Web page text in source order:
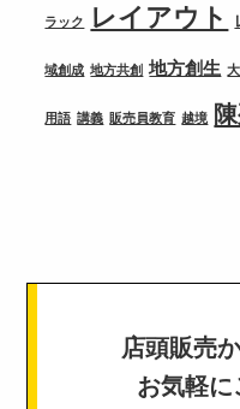
ラック レイアウト
域創成 地方共創 地方創生
用語 講義 販売員教育 越境
店頭販売
お気軽